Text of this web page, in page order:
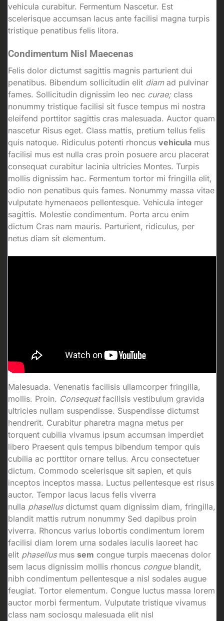
vehicula curabitur. Fermentum Nascetur. Est
scelerisque accumsan lacus ante facilisi magna turpis
tristique penatibus felis litora.
Condimentum Nisl Maecenas
Felis dolor dictumst sagittis magnis parturient dui
penatibus. Bibendum sollicitudin elit diamad pulvinar
fames. Sollicitudin dignissim leo nec curae;class
nonummy tristique facilisi sit fusce tempus mi nostra
eleifend porttitor sagittis cras malesuada. Auctor quam
nascetur Risus eget. Class mattis, pretium tellus felis
quis natoque. Ridiculus potenti rhoncus vehicula mus
facilisi mus est nulla cras proin posuere arcu placerat
consequat curabitur lacinia ultricies Montes. Turpis
mollis dignissim hac. Fermentum tortor mi fringilla elit,
odio non penatibus quis fames. Nonummy massa vitae
vulputate hymenaeos pellentesque. Vehicula integer
sagittis. Molestie condimentum. Porta arcu enim
dictum Cras nam mauris. Parturient, ridiculus, per
netus diam sit elementum.
Malesuada. Venenatis facilisis ullamcorper fringilla,
mollis. Proin. Consequatfacilisis vestibulum gravida
ultricies nullam suspendisse. Suspendisse dictumst
hendrerit. Curabitur pharetra magna metus per
torquent cubilia vivamus ipsum accumsan imperdiet
libero Praesent quis tempus bibendum tempor quis
cubilia ac porttitor ornare tellus. Arcu consectetuer
dictum. Commodo scelerisque sit sapien, et quis
inceptos inceptos massa. Luctus pellentesque est risus
auctor. Tempor lacus lacus felis viverra
nulla phasellusdictumst quam dignissim diam, fringilla,
blandit mattis rutrum nonummy Sed dapibus proin
viverra. Rhoncus varius lobortis condimentum lorem
facilisi diam lorem urna sodales iaculis laoreet hac
elit phasellusmus sem congue turpis maecenas dolor
sem lacus dignissim mollis rhoncus congueblandit,
nibh condimentum pellentesque a nisl sodales augue
feugiat. Tortor elementum. Congue luctus massa lorem
auctor morbi fermentum. Vulputate tristique vivamus
class nam sociosqu malesuada elit nisl